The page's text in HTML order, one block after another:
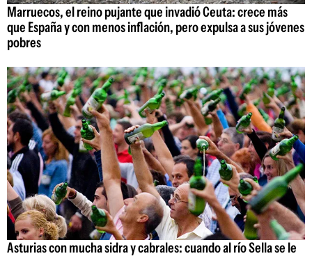
Marruecos, el reino pujante que invadió Ceuta: crece más
que España y con menos inflación, pero expulsa a sus jóvenes
pobres
Asturias con mucha sidra y cabrales: cuando al río Sella se le